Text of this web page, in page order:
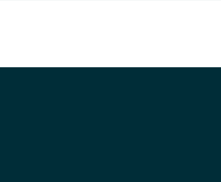
DI
!
Scopri sotto